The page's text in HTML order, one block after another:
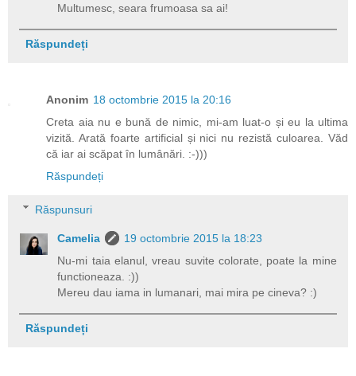
Multumesc, seara frumoasa sa ai!
Răspundeți
Anonim 18 octombrie 2015 la 20:16
Creta aia nu e bună de nimic, mi-am luat-o și eu la ultima
vizită. Arată foarte artificial și nici nu rezistă culoarea. Văd
că iar ai scăpat în lumânări. :-)))
Răspundeți
Răspunsuri
Camelia
19 octombrie 2015 la 18:23
Nu-mi taia elanul, vreau suvite colorate, poate la mine
functioneaza. :))
Mereu dau iama in lumanari, mai mira pe cineva? :)
Răspundeți